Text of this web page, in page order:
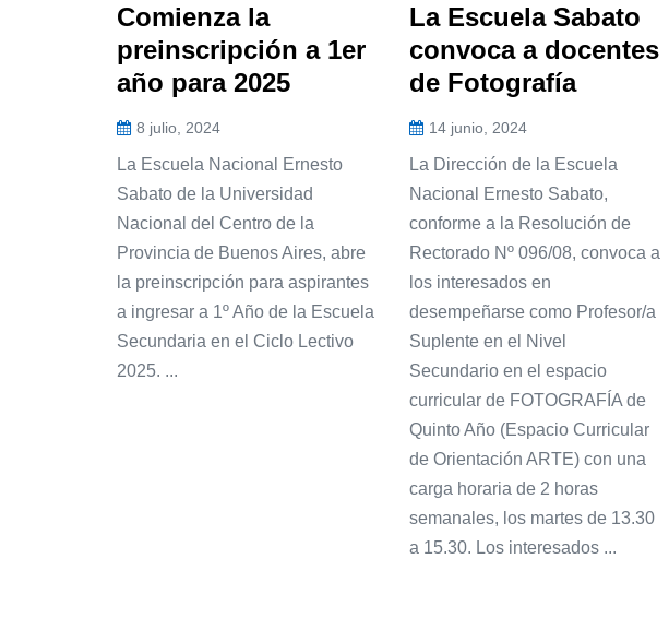
Comienza la
preinscripción a 1er
año para 2025
8 julio, 2024
La Escuela Nacional Ernesto
Sabato de la Universidad
Nacional del Centro de la
Provincia de Buenos Aires, abre
la preinscripción para aspirantes
a ingresar a 1º Año de la Escuela
Secundaria en el Ciclo Lectivo
2025. ...
La Escuela Sabato
convoca a docentes
de Fotografía
14 junio, 2024
La Dirección de la Escuela
Nacional Ernesto Sabato,
conforme a la Resolución de
Rectorado Nº 096/08, convoca a
los interesados en
desempeñarse como Profesor/a
Suplente en el Nivel
Secundario en el espacio
curricular de FOTOGRAFÍA de
Quinto Año (Espacio Curricular
de Orientación ARTE) con una
carga horaria de 2 horas
semanales, los martes de 13.30
a 15.30. Los interesados ...